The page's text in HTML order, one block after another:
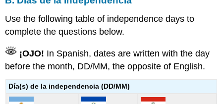
Use the following table of independence days to
complete the questions below.
¡OJO! In Spanish, dates are written with the day
before the month, DD/MM, the opposite of English.
Día(s) de la independencia (DD/MM)